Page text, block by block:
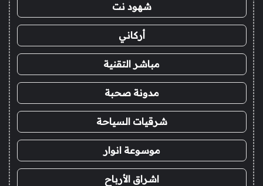
شهود نت
أركاني
مباشر التقنية
مدونة صحبة
شرقيات السياحة
موسوعة انوار
اشراق الأرباح